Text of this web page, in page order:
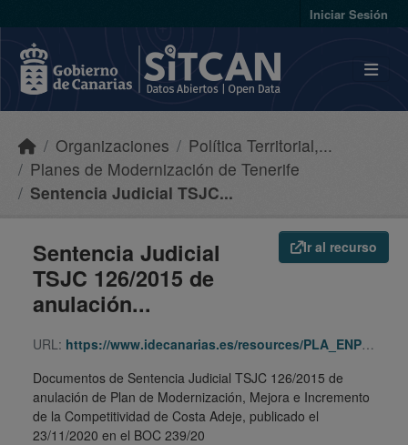
Iniciar Sesión
Organizaciones
Política Territorial,...
Planes de Modernización de Tenerife
Sentencia Judicial TSJC...
Ir al recurso
Sentencia Judicial
TSJC 126/2015 de
anulación...
URL: https://www.idecanarias.es/resources/PLA_ENP_URB/URB_PLA/TF/PMM_CAde/SJ-PMM/indice.html
Documentos de Sentencia Judicial TSJC 126/2015 de
anulación de Plan de Modernización, Mejora e Incremento
de la Competitividad de Costa Adeje, publicado el
23/11/2020 en el BOC 239/20